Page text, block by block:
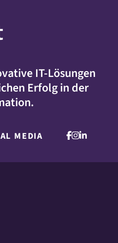
IT-Lösungen
Erfolg in der
MEDIA